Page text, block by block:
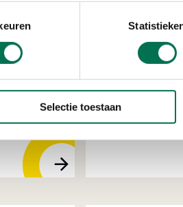
Selectie toestaan
Verleend
Pon
Noordweg 8,